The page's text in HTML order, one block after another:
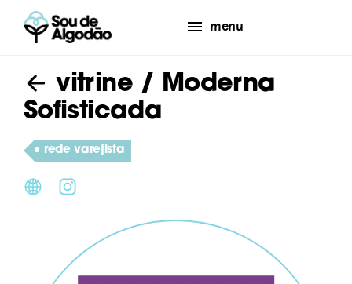
menu
vitrine/ Moderna
Sofisticada
rede varejista